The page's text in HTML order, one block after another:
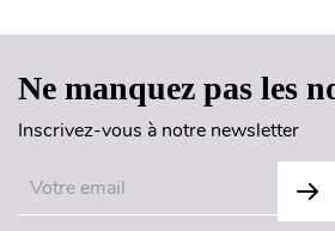
Ne manquez pas les
Inscrivez-vous à notre newsletter